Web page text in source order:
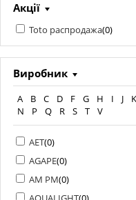
Акції
Toto распродажа(0)
Виробник
A B C D F G H I J K
N
P Q R S T V
AET(0)
AGAPE(0)
AM PM(0)